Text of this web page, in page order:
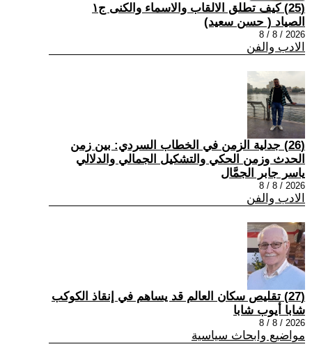
(25) كيف تطلق الالقاب والاسماء والكنى ج١
الصياد ‏( حسن سعيد‏)
2026 / 8 / 8
الادب والفن
(26) جدلية الزمن في الخطاب السردي: بين زمن
الحدث وزمن الحكي والتشكيل الجمالي والدلالي
ياسر جابر الجمَّال
2026 / 8 / 8
الادب والفن
(27) تقليص سكان العالم قد يساهم في إنقاذ الكوكب
شابا أيوب شابا
2026 / 8 / 8
مواضيع وابحاث سياسية